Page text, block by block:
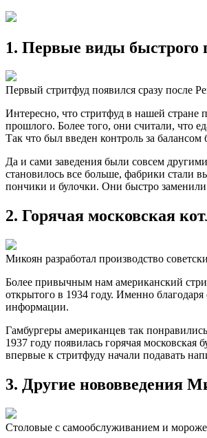
1. Первые виды быстрого
Первый стритфуд появился сразу после
Интересно, что стритфуд в нашей
прошлого. Более того, они считали, что
Так что был введен контроль за
Да и сами заведения были совсем
становилось все больше, фабрики стали
пончики и булочки. Они быстро
2. Горячая московская
Микоян разработал производство
Более привычным нам американский
открытого в 1934 году. Именно
информации.
Гамбургеры американцев так
1937 году появилась горячая
впервые к стритфуду начали подавать
3. Другие нововведения
Столовые с самообслуживанием и